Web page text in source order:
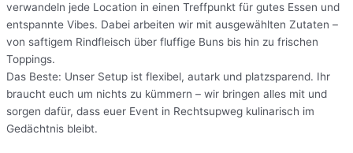
verwandeln jede Location in einen Treffpunkt für gutes Essen und
entspannte Vibes. Dabei arbeiten wir mit ausgewählten Zutaten –
von saftigem Rindfleisch über fluffige Buns bis hin zu frischen
Toppings.
Das Beste: Unser Setup ist flexibel, autark und platzsparend. Ihr
braucht euch um nichts zu kümmern – wir bringen alles mit und
sorgen dafür, dass euer Event in Rechtsupweg kulinarisch im
Gedächtnis bleibt.